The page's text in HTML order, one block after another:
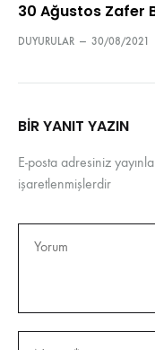
30 Ağustos Zafer
DUYURULAR — 30/08/2021
BIR YANIT YAZIN
E-posta adresiniz
işaretlenmişlerdir